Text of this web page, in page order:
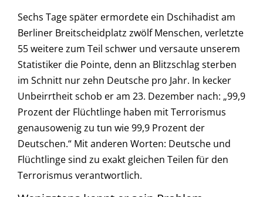
Sechs Tage später ermordete ein Dschihadist am
Berliner Breitscheidplatz zwölf Menschen, verletzte
55 weitere zum Teil schwer und versaute unserem
Statistiker die Pointe, denn an Blitzschlag sterben
im Schnitt nur zehn Deutsche pro Jahr. In kecker
Unbeirrtheit schob er am 23. Dezember nach: „99,9
Prozent der Flüchtlinge haben mit Terrorismus
genausowenig zu tun wie 99,9 Prozent der
Deutschen.“ Mit anderen Worten: Deutsche und
Flüchtlinge sind zu exakt gleichen Teilen für den
Terrorismus verantwortlich.